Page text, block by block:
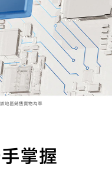
地區銷售實物為準
掌握